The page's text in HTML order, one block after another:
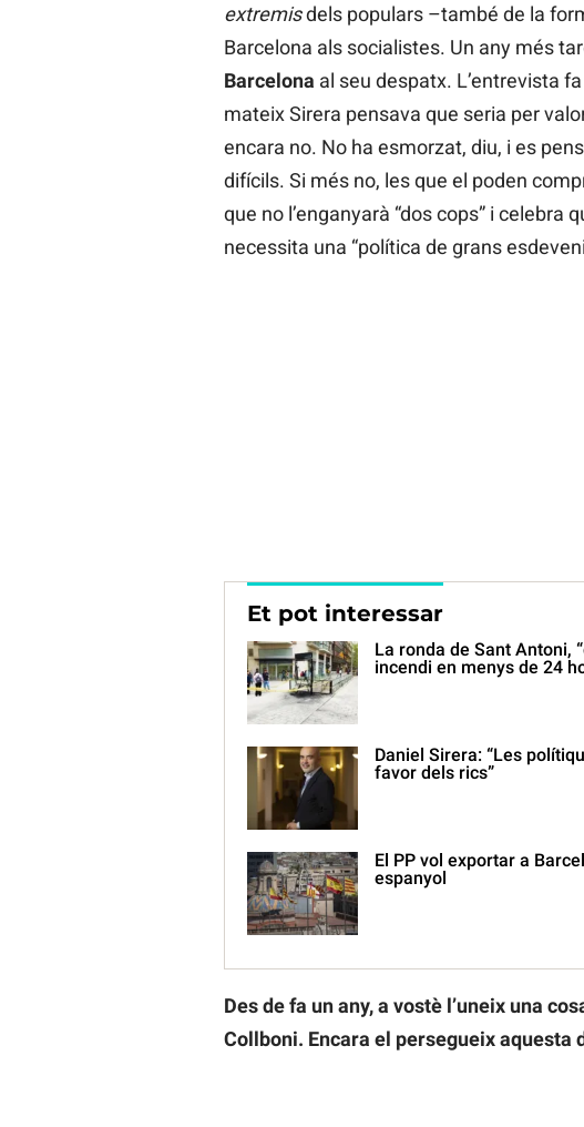
extremisdels populars –també de la
Barcelona als socialistes. Un any més
Barcelona al seu despatx. L’entrevista
mateix Sirera pensava que seria per
encara no. No ha esmorzat, diu, i es
difícils. Si més no, les que el poden
que no l’enganyarà “dos cops” i celebra
necessita una “política de grans
Et pot interessar
La ronda de Sant Antoni,
incendi en menys de 24
Daniel Sirera: “Les
favor dels rics”
El PP vol exportar a
espanyol
Des de fa un any, a vostè l’uneix una
Collboni. Encara el persegueix aquesta